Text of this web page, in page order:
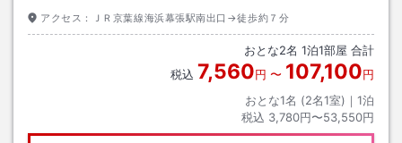
アクセス： ＪＲ京葉線海浜幕張駅南出口→徒歩約７分
おとな2名 1泊1部屋 合計
税込 7,560円 〜 107,100円
おとな1名 (2名1室)｜ 1泊
税込 3,780円〜53,550円